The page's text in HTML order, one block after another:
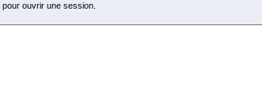
pour ouvrir une session.